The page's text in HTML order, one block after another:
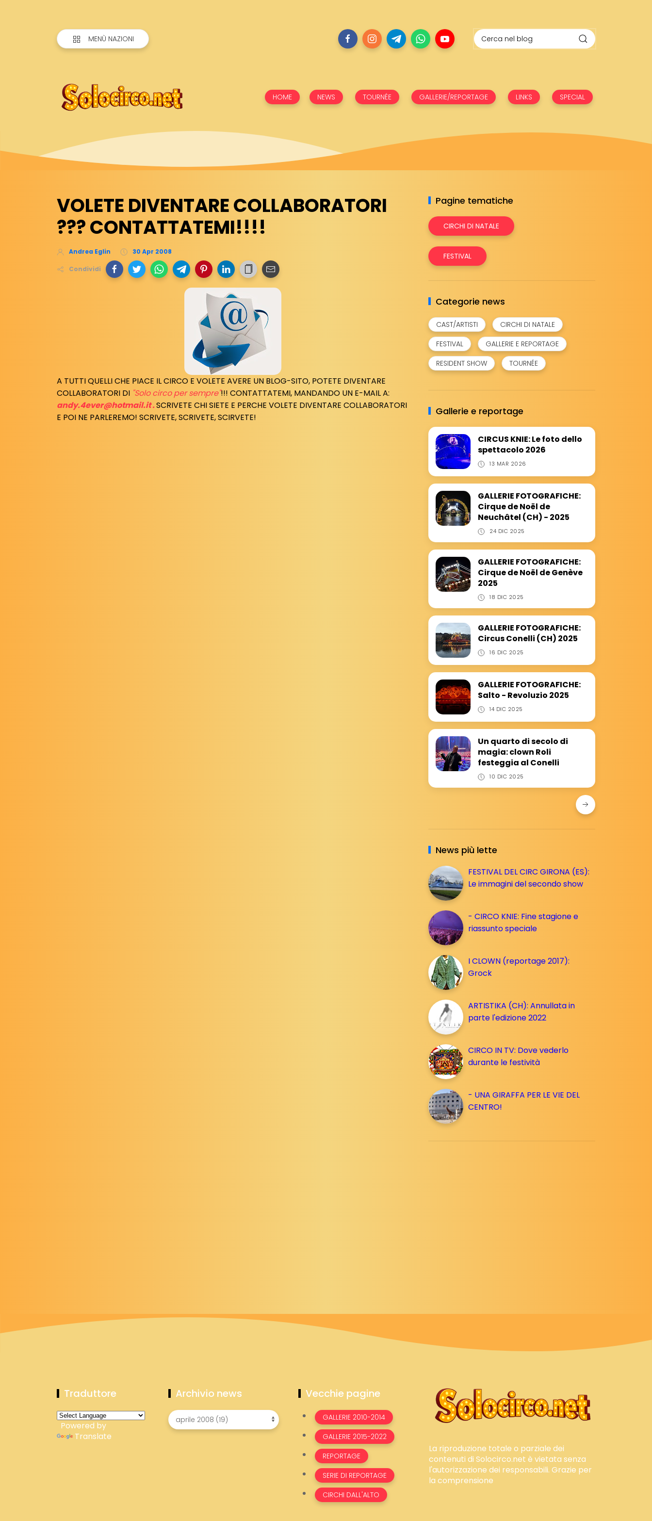
MENÙ NAZIONI
HOME NEWS TOURNÉE GALLERIE/REPORTAGE LINKS SPECIAL
VOLETE DIVENTARE COLLABORATORI
??? CONTATTATEMI!!!!
Andrea Eglin 30 Apr 2008
Condividi
A TUTTI QUELLI CHE PIACE IL CIRCO E VOLETE AVERE UN BLOG-SITO, POTETE DIVENTARE
COLLABORATORI DI "Solo circo per sempre"!!! CONTATTATEMI, MANDANDO UN E-MAIL A:
andy.4ever@hotmail.it.SCRIVETE CHI SIETE E PERCHE VOLETE DIVENTARE COLLABORATORI
E POI NE PARLEREMO! SCRIVETE, SCRIVETE, SCIRVETE!
Pagine tematiche
CIRCHI DI NATALE
FESTIVAL
Categorie news
CAST/ARTISTI
CIRCHI DI NATALE
FESTIVAL
GALLERIE E REPORTAGE
RESIDENT SHOW
TOURNÉE
Gallerie e reportage
CIRCUS KNIE: Le foto dello
spettacolo 2026
13 MAR 2026
GALLERIE FOTOGRAFICHE:
Cirque de Noël de
Neuchâtel (CH) - 2025
24 DIC 2025
GALLERIE FOTOGRAFICHE:
Cirque de Noël de Genève
2025
18 DIC 2025
GALLERIE FOTOGRAFICHE:
Circus Conelli (CH) 2025
16 DIC 2025
GALLERIE FOTOGRAFICHE:
Salto - Revoluzio 2025
14 DIC 2025
Un quarto di secolo di
magia: clown Roli
festeggia al Conelli
10 DIC 2025
News più lette
FESTIVAL DEL CIRC GIRONA (ES):
Le immagini del secondo show
- CIRCO KNIE: Fine stagione e
riassunto speciale
I CLOWN (reportage 2017):
Grock
ARTISTIKA (CH): Annullata in
parte l'edizione 2022
CIRCO IN TV: Dove vederlo
durante le festività
- UNA GIRAFFA PER LE VIE DEL
CENTRO!
Traduttore
Powered by
Translate
Archivio news Vecchie pagine
GALLERIE 2010-2014
GALLERIE 2015-2022
REPORTAGE
SERIE DI REPORTAGE
CIRCHI DALL'ALTO
La riproduzione totale o parziale dei
contenuti di Solocirco.net è vietata senza
l'autorizzazione dei responsabili. Grazie per
la comprensione